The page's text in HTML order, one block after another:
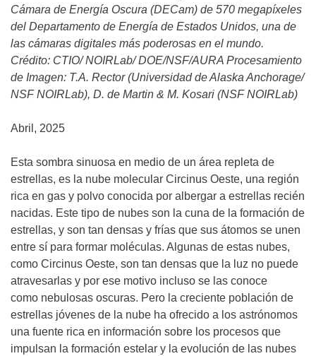
Cámara de Energía Oscura (DECam) de 570 megapíxeles
del Departamento de Energía de Estados Unidos, una de
las cámaras digitales más poderosas en el mundo.
Crédito: CTIO/ NOIRLab/ DOE/NSF/AURA Procesamiento
de Imagen: T.A. Rector (Universidad de Alaska Anchorage/
NSF NOIRLab), D. de Martin & M. Kosari (NSF NOIRLab)
Abril, 2025
Esta sombra sinuosa en medio de un área repleta de
estrellas, es la nube molecular Circinus Oeste, una región
rica en gas y polvo conocida por albergar a estrellas recién
nacidas. Este tipo de nubes son la cuna de la formación de
estrellas, y son tan densas y frías que sus átomos se unen
entre sí para formar moléculas. Algunas de estas nubes,
como Circinus Oeste, son tan densas que la luz no puede
atravesarlas y por ese motivo incluso se las conoce
como nebulosas oscuras. Pero la creciente población de
estrellas jóvenes de la nube ha ofrecido a los astrónomos
una fuente rica en información sobre los procesos que
impulsan la formación estelar y la evolución de las nubes